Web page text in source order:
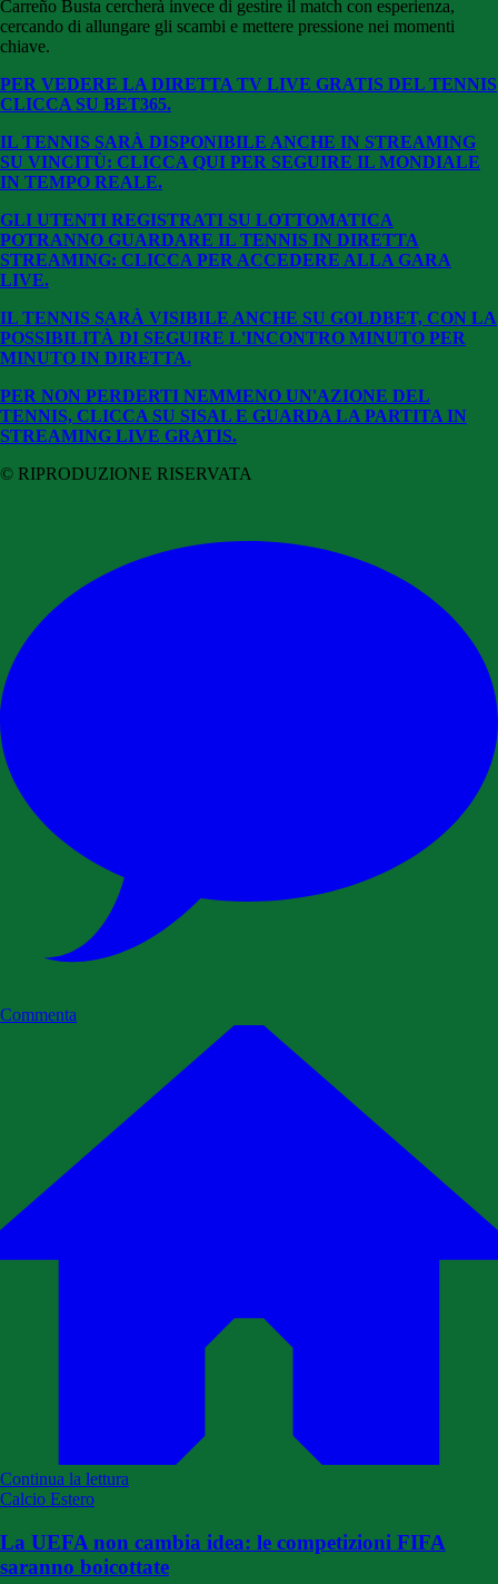
Carreño Busta cercherà invece di gestire il match con esperienza,
cercando di allungare gli scambi e mettere pressione nei momenti
chiave.
PER VEDERE LA DIRETTA TV LIVE GRATIS DEL TENNIS
CLICCA SU BET365.
IL TENNIS SARÀ DISPONIBILE ANCHE IN STREAMING
SU VINCITÙ: CLICCA QUI PER SEGUIRE IL MONDIALE
IN TEMPO REALE.
GLI UTENTI REGISTRATI SU LOTTOMATICA
POTRANNO GUARDARE IL TENNIS IN DIRETTA
STREAMING: CLICCA PER ACCEDERE ALLA GARA
LIVE.
IL TENNIS SARÀ VISIBILE ANCHE SU GOLDBET, CON LA
POSSIBILITÀ DI SEGUIRE L'INCONTRO MINUTO PER
MINUTO IN DIRETTA.
PER NON PERDERTI NEMMENO UN'AZIONE DEL
TENNIS, CLICCA SU SISAL E GUARDA LA PARTITA IN
STREAMING LIVE GRATIS.
© RIPRODUZIONE RISERVATA
Commenta
Continua la lettura
Calcio Estero
La UEFA non cambia idea: le competizioni FIFA
saranno boicottate